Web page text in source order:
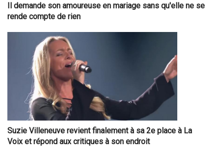
Il demande son amoureuse en mariage sans qu'elle ne se
rende compte de rien
Suzie Villeneuve revient finalement à sa 2e place à La
Voix et répond aux critiques à son endroit